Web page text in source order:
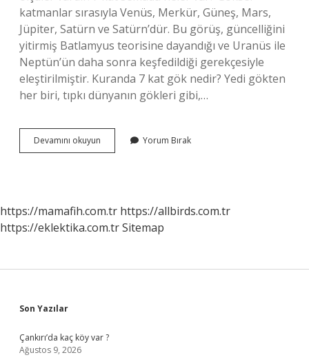
katmanlar sırasıyla Venüs, Merkür, Güneş, Mars,
Jüpiter, Satürn ve Satürn’dür. Bu görüş, güncelliğini
yitirmiş Batlamyus teorisine dayandığı ve Uranüs ile
Neptün’ün daha sonra keşfedildiği gerekçesiyle
eleştirilmiştir. Kuranda 7 kat gök nedir? Yedi gökten
her biri, tıpkı dünyanın gökleri gibi,…
Devamını okuyun
Kat
Yorum Bırak
https://mamafih.com.tr https://allbirds.com.tr
https://eklektika.com.trSitemap
Sidebar
Son Yazılar
Çankırı’da kaç köy var ?
Ağustos 9, 2026